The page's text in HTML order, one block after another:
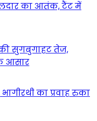
का आतंक, टैंट में
की सुगबुगाहट तेज,
आसार
का प्रवाह रुका